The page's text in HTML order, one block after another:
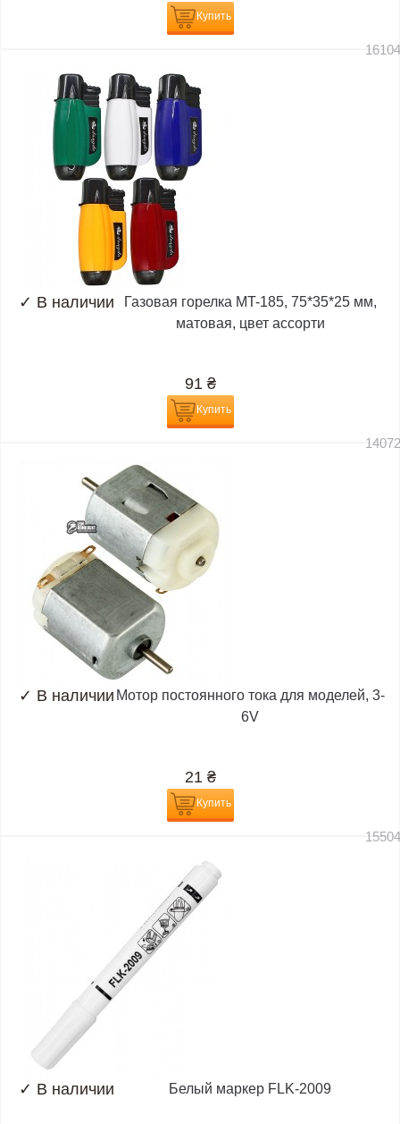
Купить
✓ В наличии
Газовая горелка MT-185, 75*35*25 мм,
матовая, цвет ассорти
91 ₴
Купить
✓ В наличии Мотор постоянного тока для моделей, 3-
6V
21 ₴
Купить
✓ В наличии Белый маркер FLK-2009